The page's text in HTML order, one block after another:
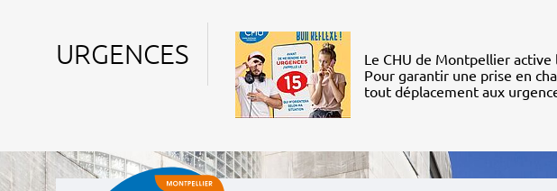
URGENCES
Le CHU de Montpellier active
Pour garantir une prise en
tout déplacement aux